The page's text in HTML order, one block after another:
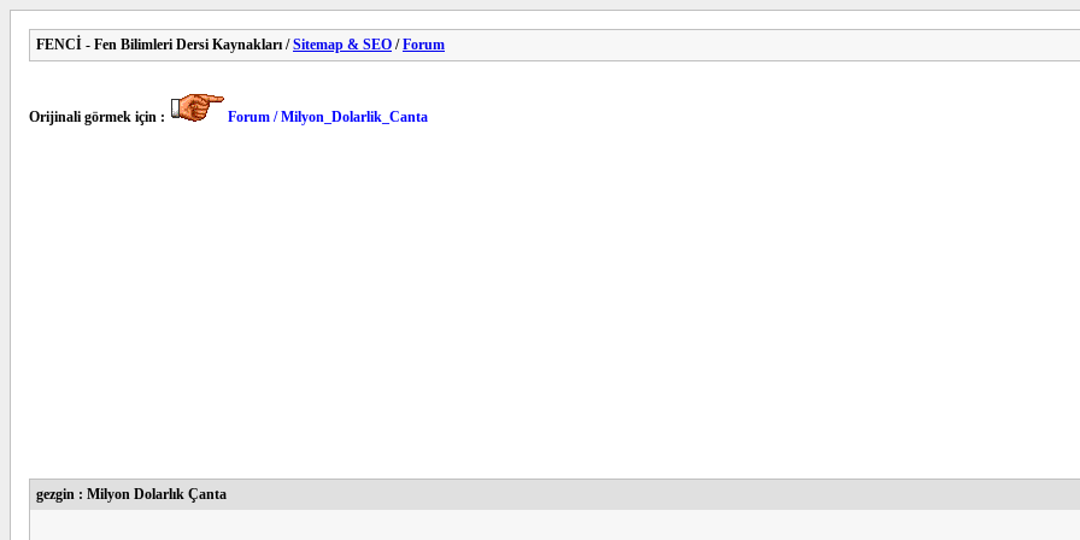
FENCİ - Fen Bilimleri Dersi Kaynakları /Sitemap & SEO /Forum
Orijinali görmek için : Forum / Milyon_Dolarlik_Canta
gezgin : Milyon Dolarlık Çanta